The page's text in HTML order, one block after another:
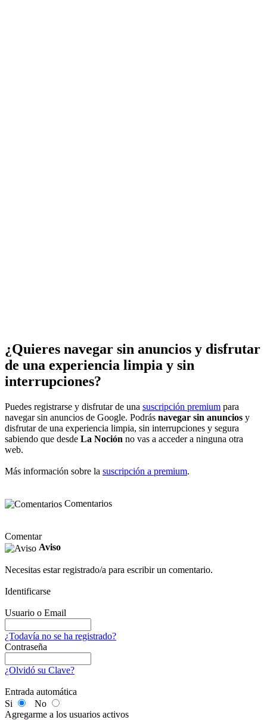
¿Quieres navegar sin anuncios y disfrutar
de una experiencia limpia y sin
interrupciones?
Puedes registrarse y disfrutar de una suscripción premium para
navegar sin anuncios de Google. Podrás navegar sin anuncios y
disfrutar de una experiencia limpia, sin interrupciones y segura
sabiendo que desde La Noción no vas a acceder a ninguna otra
web.
Más información sobre la suscripción a premium.
Comentarios
Comentar
Aviso
Necesitas estar registrado/a para escribir un comentario.
Identificarse
Usuario o Email
¿Todavía no se ha registrado?
Contraseña
¿Olvidó su Clave?
Entrada automática
Si
No
Agregarme a los usuarios activos